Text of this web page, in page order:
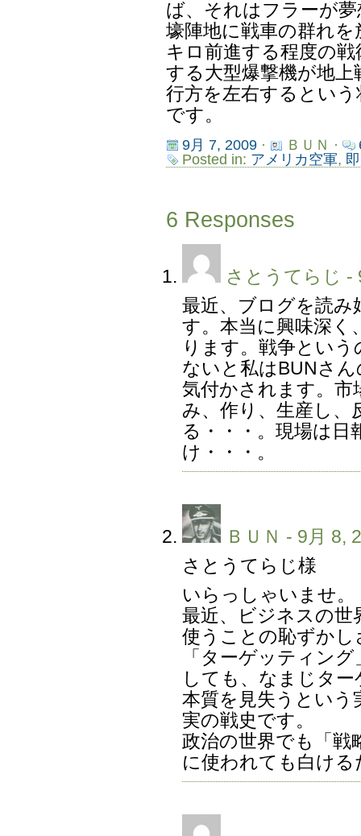
ば、それはフラーが
壕陣地に戦車の群れ
キロ前進する程度の
する大型爆撃機が地
行方を左右するとい
です。
9月 7, 2009· ＢＵＮ ·
Posted in: アメリカ空軍,
6 Responses
さとうてらじ -
最近、ブログを読
す。本当に興味深く
ります。戦争とい
ないと私はBUNさ
気付かされます。市
み、作り、生産し、
る・・・。現場は日
け・・・。
ＢＵＮ - 9月 8,
さとうてらじ様
いらっしゃいませ。
最近、ビジネスの世
使うことの恥ずか
「ターゲッティン
しても、なまじタ
本質を見失うとい
実の戦史です。
政治の世界でも「戦
に使われても白け